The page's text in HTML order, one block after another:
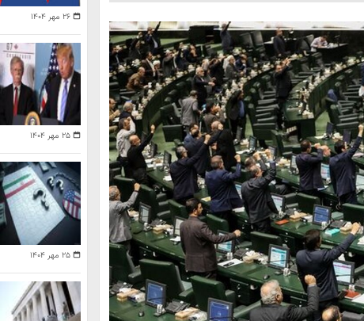
۲۶ مهر ۱۴۰۴
۲۵ مهر ۱۴۰۴
۲۵ مهر ۱۴۰۴